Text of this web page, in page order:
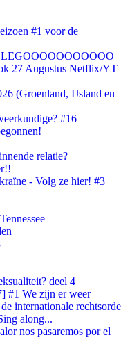
#1 voor de
LEGOOOOOOOOOOO
27 Augustus Netflix/YT
(Groenland, IJsland en
#16
relatie?
- Volg ze hier! #3
deel 4
#1 We zijn er weer
internationale rechtsorde
along...
nos pasaremos por el